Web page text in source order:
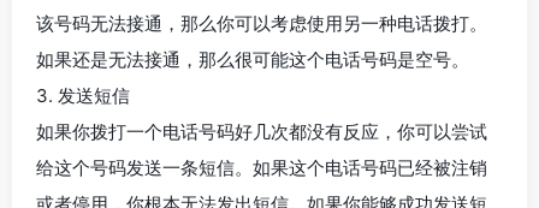
该号码无法接通，那么你可以考虑使用另一种电话拨打。
如果还是无法接通，那么很可能这个电话号码是空号。
3. 发送短信
如果你拨打一个电话号码好几次都没有反应，你可以尝试
给这个号码发送一条短信。如果这个电话号码已经被注销